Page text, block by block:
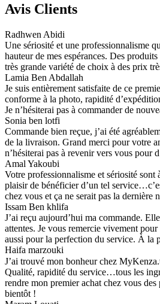
Avis Clients
Radhwen Abidi
Une sériosité et une professionnalisme
hauteur de mes espérances. Des
très grande variété de choix à des prix
Lamia Ben Abdallah
Je suis entièrement satisfaite de ce
conforme à la photo, rapidité
Je n’hésiterai pas à commander de
Sonia ben lotfi
Commande bien reçue, j’ai été
de la livraison. Grand merci pour votre
n’hésiterai pas à revenir vers vous pour
Amal Yakoubi
Votre professionnalisme et sériosité
plaisir de bénéficier d’un tel
chez vous et ça ne serait pas la dernière
Issam Ben khlifa
J’ai reçu aujourd’hui ma commande.
attentes. Je vous remercie vivement
aussi pour la perfection du service. À la
Haifa marzouki
J’ai trouvé mon bonheur chez
Qualité, rapidité du service…tous les
rendre mon premier achat chez vous
bientôt !